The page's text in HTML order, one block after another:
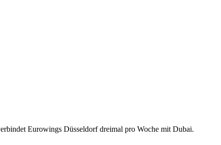
Eurowings Düsseldorf dreimal pro Woche mit Dubai.